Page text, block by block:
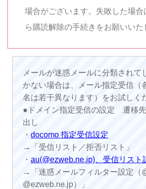
場合がございます。失敗した場合
ら購読解除の手続きをお願いいた
メールが迷惑メールに分類されて
かない場合は、メール指定受信（
名は若干異なります）をお試しく
●ドメイン指定受信の設定 遷移
出し
・ docomo 指定受信設定
→「受信リスト／拒否リスト」
・ au(@ezweb.ne.jp)、受信リスト
→「迷惑メールフィルター設定（
@ezweb.ne.jp）」